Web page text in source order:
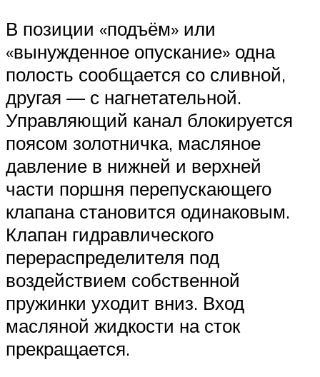
В позиции «подъём» или
«вынужденное опускание» одна
полость сообщается со сливной,
другая — с нагнетательной.
Управляющий канал блокируется
поясом золотничка, масляное
давление в нижней и верхней
части поршня перепускающего
клапана становится одинаковым.
Клапан гидравлического
перераспределителя под
воздействием собственной
пружинки уходит вниз. Вход
масляной жидкости на сток
прекращается.